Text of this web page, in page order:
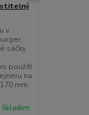
v
sáčky
použití
na
mm.
Skladem